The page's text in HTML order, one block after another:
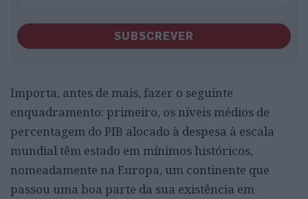
SUBSCREVER
Importa, antes de mais, fazer o seguinte
enquadramento: primeiro, os níveis médios de
percentagem do PIB alocado à despesa à escala
mundial têm estado em mínimos históricos,
nomeadamente na Europa, um continente que
passou uma boa parte da sua existência em